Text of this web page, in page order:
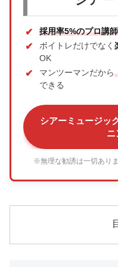
採用率5%のプロ講師
ボイトレだけでなく
OK
マンツーマンだから
できる
シアーミュージッ
ニ
※無理な勧誘は一切あり